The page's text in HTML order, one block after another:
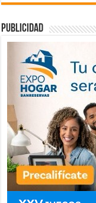
publicidad